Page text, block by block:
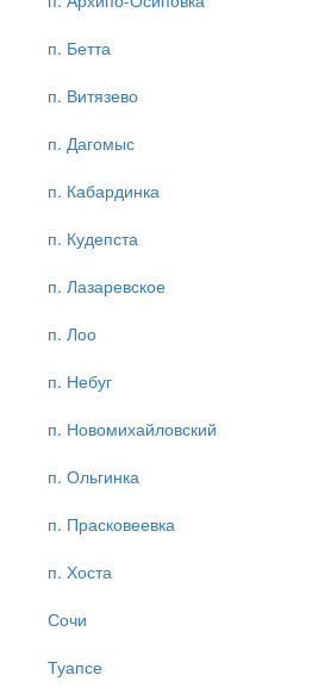
п. Бетта
п. Витязево
п. Дагомыс
п. Кабардинка
п. Кудепста
п. Лазаревское
п. Лоо
п. Небуг
п. Новомихайловский
п. Ольгинка
п. Прасковеевка
п. Хоста
Сочи
Туапсе